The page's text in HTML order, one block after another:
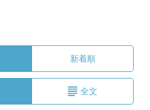
新着順
全文